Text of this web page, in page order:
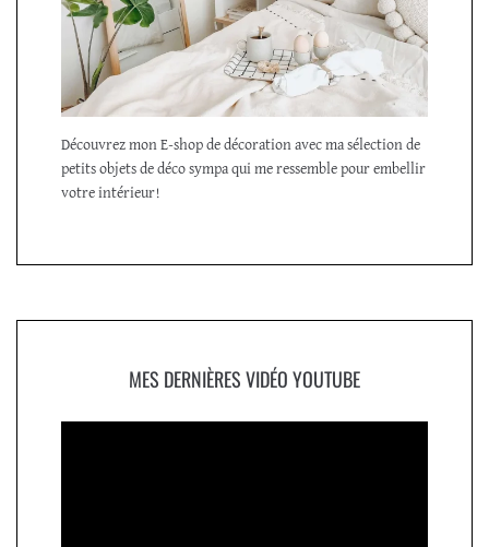
Découvrez mon E-shop de décoration avec ma sélection de
petits objets de déco sympa qui me ressemble pour embellir
votre intérieur!
MES DERNIÈRES VIDÉO YOUTUBE